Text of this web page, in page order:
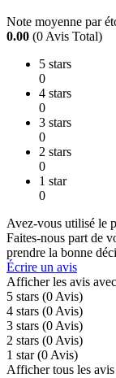
Note moyenne par
0.00 (0 Avis Total)
5 stars
0
4 stars
0
3 stars
0
2 stars
0
1 star
0
Avez-vous utilisé le
Faites-nous part de
prendre la bonne
Écrire un avis
Afficher les avis
5 stars (0 Avis)
4 stars (0 Avis)
3 stars (0 Avis)
2 stars (0 Avis)
1 star (0 Avis)
Afficher tous les avis